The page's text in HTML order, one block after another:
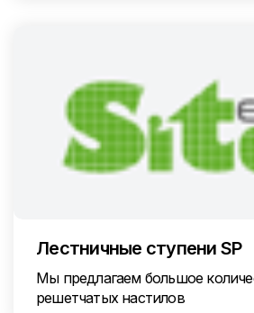
Лестничные ступени SP
Мы предлагаем большое
решетчатых настилов